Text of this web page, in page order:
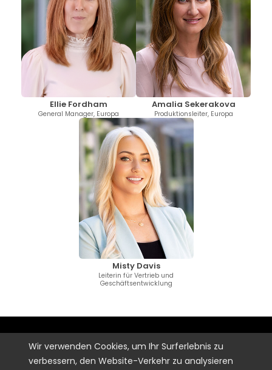
Ellie Fordham
General Manager, Europa
Amalia Sekerakova
Produktionsleiter, Europa
Misty Davis
Leiterin für Vertrieb und
Geschäftsentwicklung
SISEL
Wir verwenden Cookies, um Ihr Surferlebnis zu
verbessern, den Website-Verkehr zu analysieren